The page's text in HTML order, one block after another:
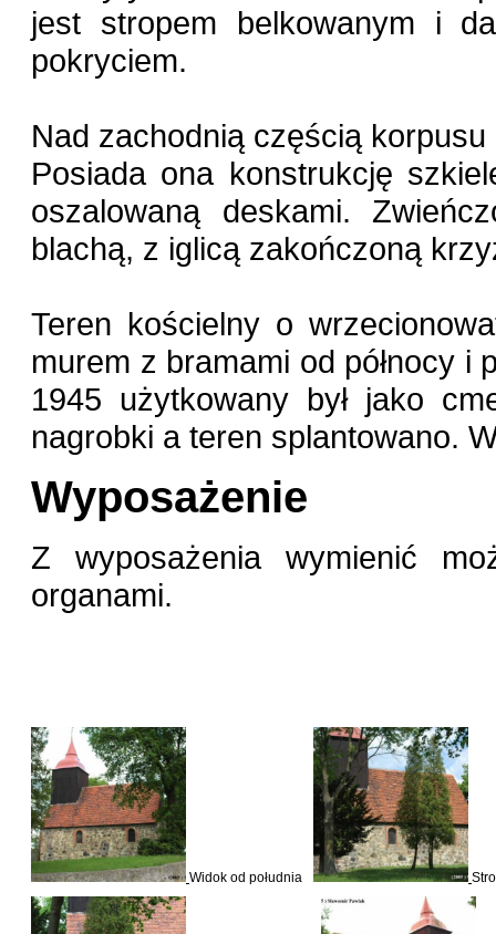
jest stropem belkowanym i
pokryciem.
Nad zachodnią częścią
Posiada ona konstrukcję
oszalowaną deskami.
blachą, z iglicą zakończoną
Teren kościelny o
murem z bramami od północy i
1945 użytkowany był jako
nagrobki a teren splantowano.
Wyposażenie
Z wyposażenia wymienić
organami.
Widok od południa